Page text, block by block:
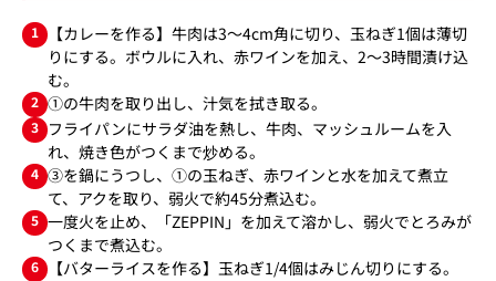
1
【カレーを作る】牛肉は3～4cm角に切り、玉ねぎ1個は薄切
りにする。ボウルに入れ、赤ワインを加え、2～3時間漬け込
む。
2 ①の牛肉を取り出し、汁気を拭き取る。
3 フライパンにサラダ油を熱し、牛肉、マッシュルームを入
れ、焼き色がつくまで炒める。
4 ③を鍋にうつし、①の玉ねぎ、赤ワインと水を加えて煮立
て、アクを取り、弱火で約45分煮込む。
5 一度火を止め、「ZEPPIN」を加えて溶かし、弱火でとろみが
つくまで煮込む。
6 【バターライスを作る】玉ねぎ1/4個はみじん切りにする。